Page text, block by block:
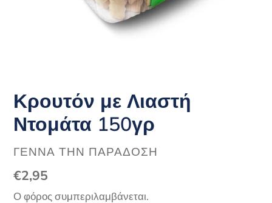
Κρουτόν με Λιαστή
Ντομάτα 150γρ
ΠΡΟΜΗΘΕΥΤΉΣ
ΓΕΝΝΆ ΤΗΝ ΠΑΡΆΔΟΣΗ
Κανονική
τιμή
€2,95
Ο φόρος συμπεριλαμβάνεται.